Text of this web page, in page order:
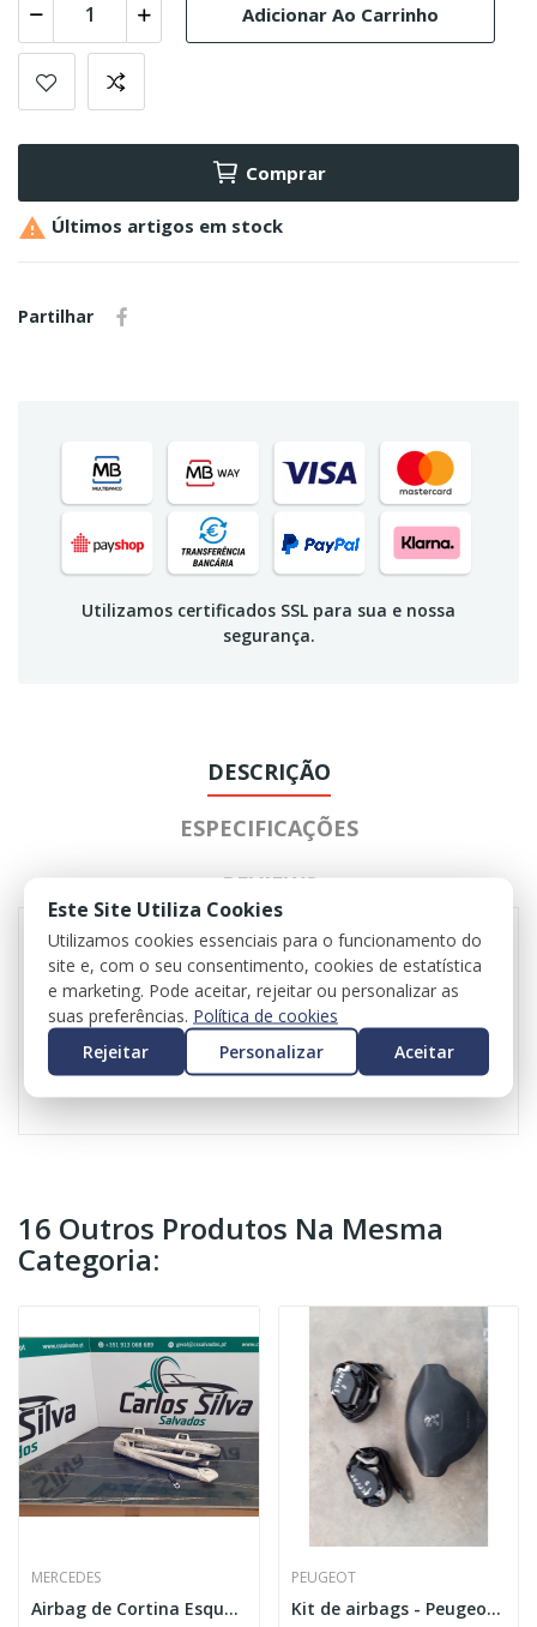
Adicionar Ao Carrinho
Comprar
 Últimos artigos em stock
Partilhar
Utilizamos certificados SSL para sua e nossa
segurança.
DESCRIÇÃO
ESPECIFICAÇÕES
REVIEWS
Quadrante para Seat Ibiza III
Referência: 110080104039A
Valor do iva incluído
Valor do transporte não incluído
16 Outros Produtos Na Mesma
Categoria:
MERCEDES
Airbag de Cortina Esquerda – MERCEDES-BENZ...
PEUGEOT
Kit de airbags - Peugeot Expert Caixa...
Este Site Utiliza Cookies
Utilizamos cookies essenciais para o funcionamento do
site e, com o seu consentimento, cookies de estatística
e marketing. Pode aceitar, rejeitar ou personalizar as
suas preferências. Política de cookies
Rejeitar
Personalizar Aceitar